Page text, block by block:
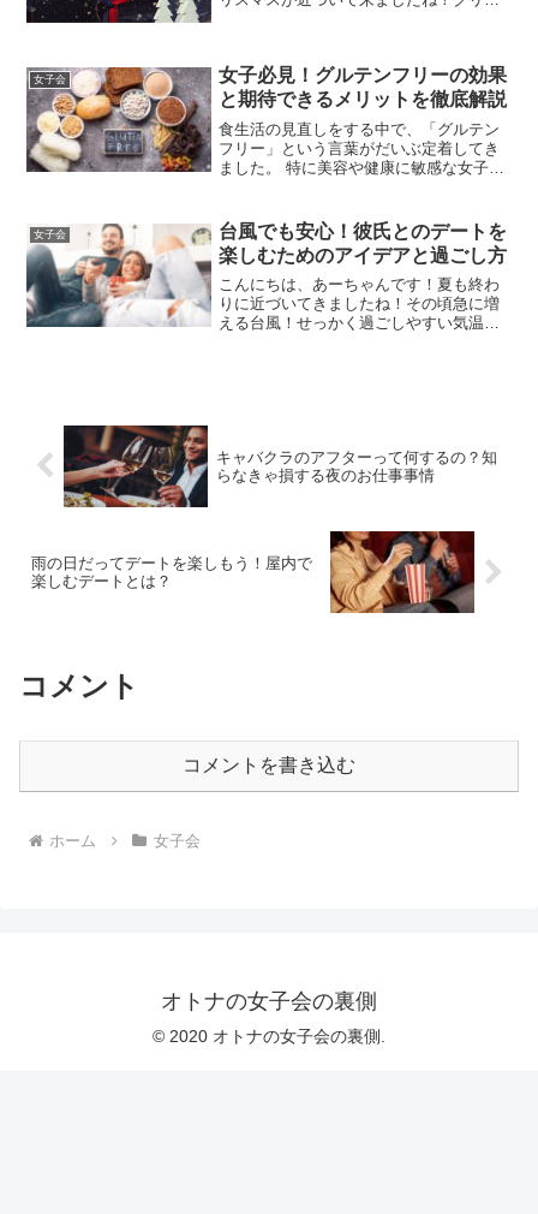
おしゃれにしたいですよね...
女子会
女子必見！グルテンフリーの効果
と期待できるメリットを徹底解説
食生活の見直しをする中で、「グルテン
フリー」という言葉がだいぶ定着してき
ました。 特に美容や健康に敏感な女子の
じですか？この記事では、グルテンフリ
ーの基本から、その効果...
女子会
台風でも安心！彼氏とのデートを
楽しむためのアイデアと過ごし方
こんにちは、あーちゃんです！夏も終わ
りに近づいてきましたね！その頃急に増
える台風！せっかく過ごしやすい気温に
キャバクラのアフターって何するの？知
らなきゃ損する夜のお仕事事情
雨の日だってデートを楽しもう！屋内で
楽しむデートとは？
コメント
コメントを書き込む
ホーム 女子会
オトナの女子会の裏側
© 2020 オトナの女子会の裏側.